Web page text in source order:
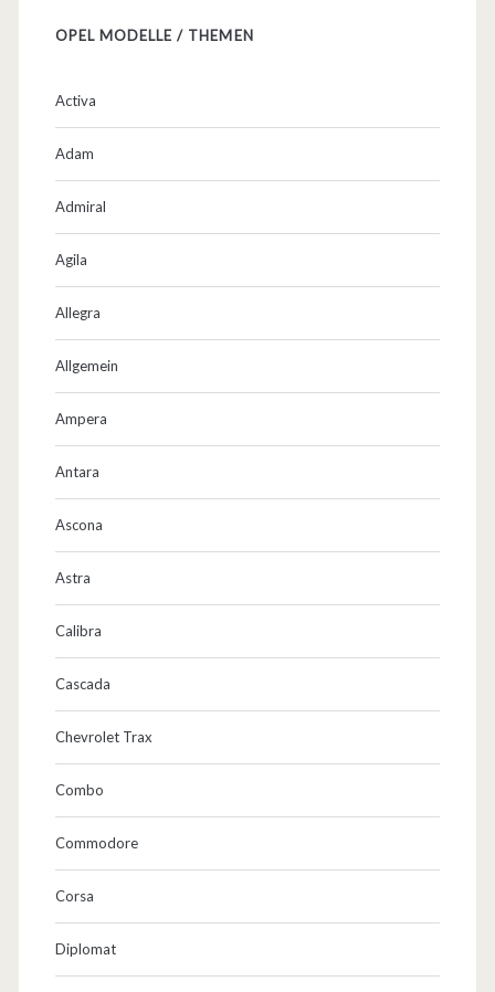
OPEL MODELLE / THEMEN
Activa
Adam
Admiral
Agila
Allegra
Allgemein
Ampera
Antara
Ascona
Astra
Calibra
Cascada
Chevrolet Trax
Combo
Commodore
Corsa
Diplomat